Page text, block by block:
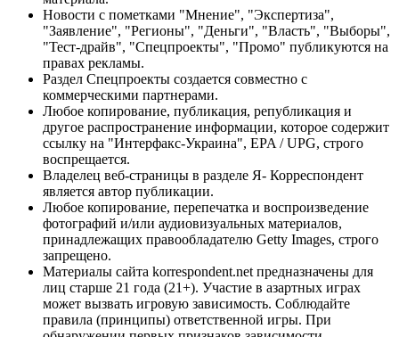
Новости с пометками "Мнение", "Экспертиза",
"Заявление", "Регионы", "Деньги", "Власть", "Выборы",
"Тест-драйв", "Спецпроекты", "Промо" публикуются на
правах рекламы.
Раздел Спецпроекты создается совместно с
коммерческими партнерами.
Любое копирование, публикация, републикация и
другое распространение информации, которое содержит
ссылку на "Интерфакс-Украина", EPA / UPG, строго
воспрещается.
Владелец веб-страницы в разделе Я- Корреспондент
является автор публикации.
Любое копирование, перепечатка и воспроизведение
фотографий и/или аудиовизуальных материалов,
принадлежащих правообладателю Getty Images, строго
запрещено.
Материалы сайта korrespondent.net предназначены для
лиц старше 21 года (21+). Участие в азартных играх
может вызвать игровую зависимость. Соблюдайте
правила (принципы) ответственной игры. При